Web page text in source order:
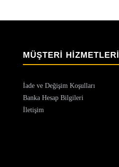
MÜŞTERİ HİZMETLERİ
İade ve Değişim Koşulları
Banka Hesap Bilgileri
İletişim